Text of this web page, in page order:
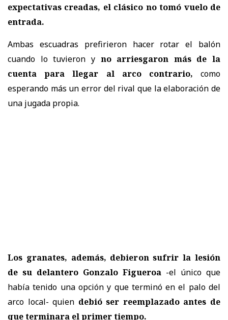
expectativas creadas, el clásico no tomó vuelo de
entrada.
Ambas escuadras prefirieron hacer rotar el balón
cuando lo tuvieron y no arriesgaron más de la
cuenta para llegar al arco contrario, como
esperando más un error del rival que la elaboración de
una jugada propia.
Los granates, además, debieron sufrir la lesión
de su delantero Gonzalo Figueroa -el único que
había tenido una opción y que terminó en el palo del
arco local- quien debió ser reemplazado antes de
que terminara el primer tiempo.